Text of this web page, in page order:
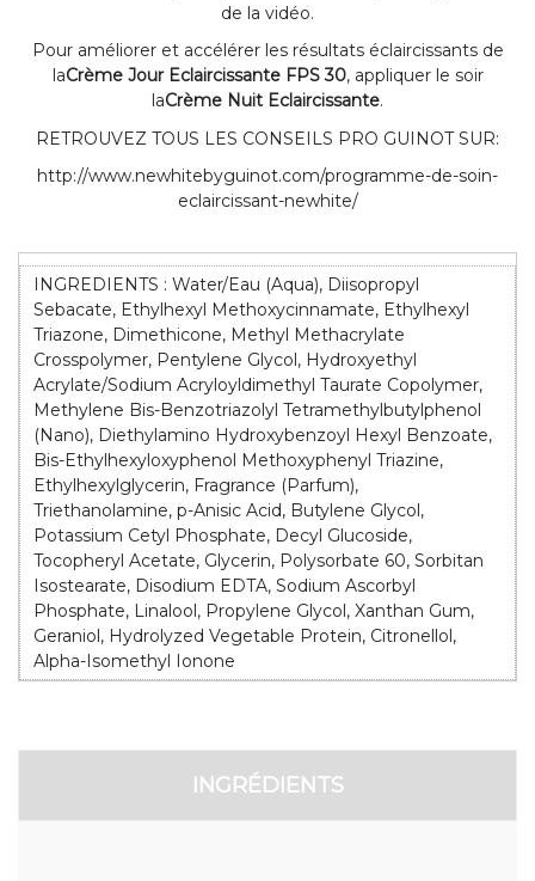
de la vidéo.
Pour améliorer et accélérer les résultats éclaircissants de
laCrème Jour Eclaircissante FPS 30, appliquer le soir
laCrème Nuit Eclaircissante.
RETROUVEZ TOUS LES CONSEILS PRO GUINOT SUR:
http://www.newhitebyguinot.com/programme-de-soin-
eclaircissant-newhite/
INGREDIENTS : Water/Eau (Aqua), Diisopropyl
Sebacate, Ethylhexyl Methoxycinnamate, Ethylhexyl
Triazone, Dimethicone, Methyl Methacrylate
Crosspolymer, Pentylene Glycol, Hydroxyethyl
Acrylate/Sodium Acryloyldimethyl Taurate Copolymer,
Methylene Bis-Benzotriazolyl Tetramethylbutylphenol
(Nano), Diethylamino Hydroxybenzoyl Hexyl Benzoate,
Bis-Ethylhexyloxyphenol Methoxyphenyl Triazine,
Ethylhexylglycerin, Fragrance (Parfum),
Triethanolamine, p-Anisic Acid, Butylene Glycol,
Potassium Cetyl Phosphate, Decyl Glucoside,
Tocopheryl Acetate, Glycerin, Polysorbate 60, Sorbitan
Isostearate, Disodium EDTA, Sodium Ascorbyl
Phosphate, Linalool, Propylene Glycol, Xanthan Gum,
Geraniol, Hydrolyzed Vegetable Protein, Citronellol,
Alpha-Isomethyl Ionone
INGRÉDIENTS